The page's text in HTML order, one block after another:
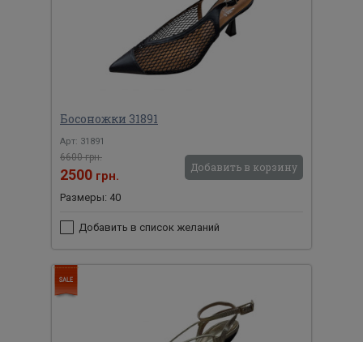
Босоножки 31891
Арт: 31891
6600 грн.
2500 грн.
Добавить в корзину
Размеры: 40
Добавить в список желаний